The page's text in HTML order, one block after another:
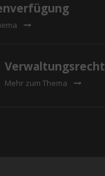
Verwaltungsrecht
Mehr zum Thema